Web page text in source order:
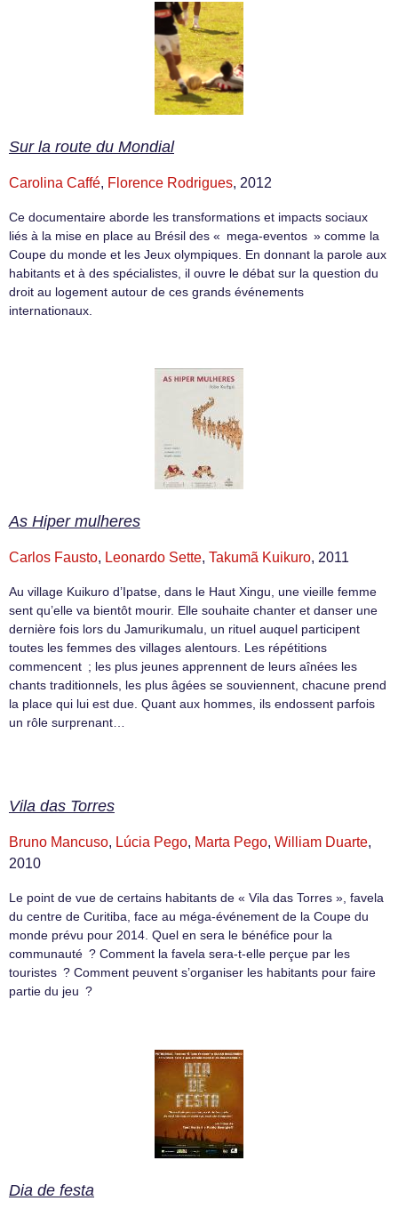
Sur la route du Mondial
Carolina Caffé, Florence Rodrigues, 2012
Ce documentaire aborde les transformations et impacts sociaux
liés à la mise en place au Brésil des « mega-eventos » comme la
Coupe du monde et les Jeux olympiques. En donnant la parole aux
habitants et à des spécialistes, il ouvre le débat sur la question du
droit au logement autour de ces grands événements
internationaux.
As Hiper mulheres
Carlos Fausto, Leonardo Sette, Takumã Kuikuro, 2011
Au village Kuikuro d’Ipatse, dans le Haut Xingu, une vieille femme
sent qu’elle va bientôt mourir. Elle souhaite chanter et danser une
dernière fois lors du Jamurikumalu, un rituel auquel participent
toutes les femmes des villages alentours. Les répétitions
commencent ; les plus jeunes apprennent de leurs aînées les
chants traditionnels, les plus âgées se souviennent, chacune prend
la place qui lui est due. Quant aux hommes, ils endossent parfois
un rôle surprenant…
Vila das Torres
Bruno Mancuso, Lúcia Pego, Marta Pego, William Duarte,
2010
Le point de vue de certains habitants de « Vila das Torres », favela
du centre de Curitiba, face au méga-événement de la Coupe du
monde prévu pour 2014. Quel en sera le bénéfice pour la
communauté ? Comment la favela sera-t-elle perçue par les
touristes ? Comment peuvent s’organiser les habitants pour faire
partie du jeu ?
Dia de festa